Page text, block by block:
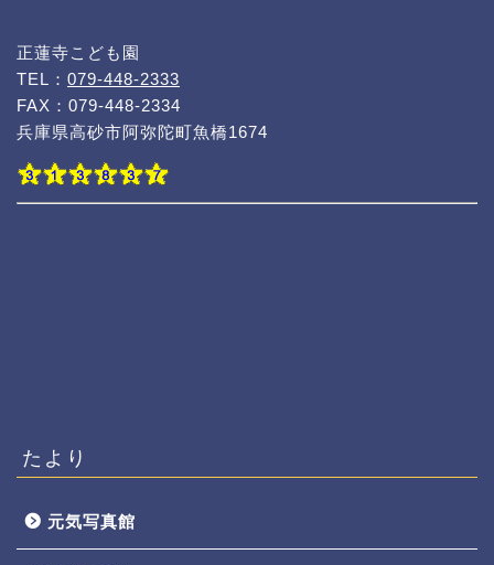
正蓮寺こども園
TEL： 079-448-2333
FAX：079-448-2334
兵庫県高砂市阿弥陀町魚橋1674
たより
元気写真館